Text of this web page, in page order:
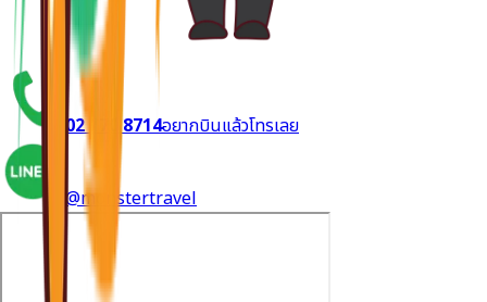
02 170 8714อยากบินแล้วโทรเลย
@monstertravel